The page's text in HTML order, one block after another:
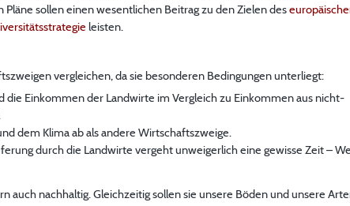
sollen einen wesentlichen Beitrag zu den Zielen des
leisten.
vergleichen, da sie besonderen Bedingungen unterliegt:
Einkommen der Landwirte im Vergleich zu Einkommen aus nicht-
dem Klima ab als andere Wirtschaftszweige.
durch die Landwirte vergeht unweigerlich eine gewisse Zeit –
auch nachhaltig. Gleichzeitig sollen sie unsere Böden und unsere